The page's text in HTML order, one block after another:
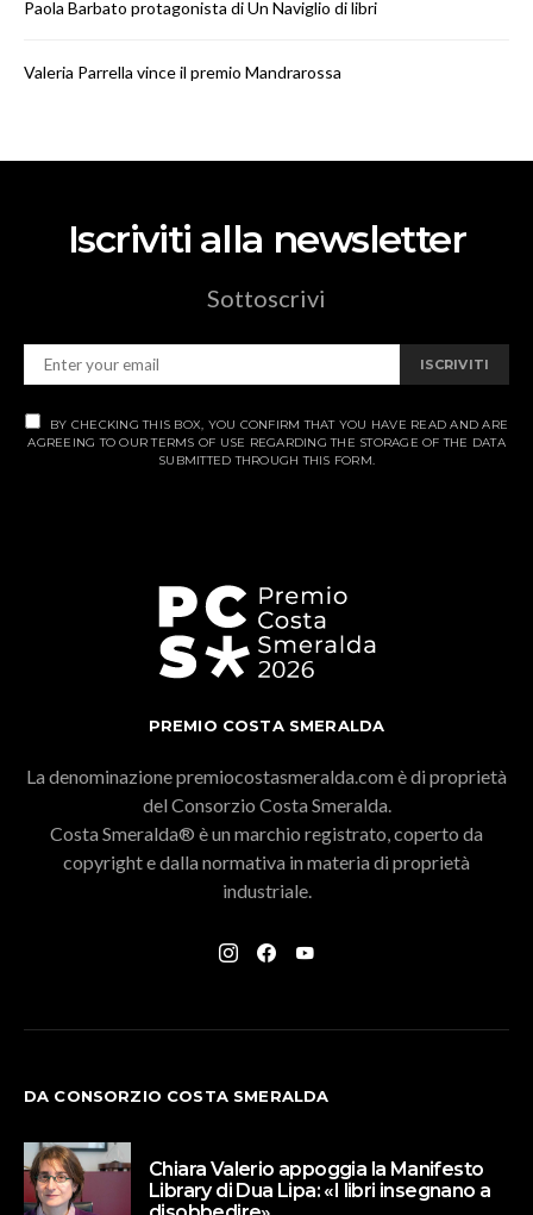
Paola Barbato protagonista di Un Naviglio di libri
Valeria Parrella vince il premio Mandrarossa
Iscriviti alla newsletter
Sottoscrivi
ISCRIVITI
BY CHECKING THIS BOX, YOU CONFIRM THAT YOU HAVE READ AND ARE
AGREEING TO OUR TERMS OF USE REGARDING THE STORAGE OF THE DATA
SUBMITTED THROUGH THIS FORM.
PREMIO COSTA SMERALDA
La denominazione premiocostasmeralda.com è di proprietà
del Consorzio Costa Smeralda.
Costa Smeralda® è un marchio registrato, coperto da
copyright e dalla normativa in materia di proprietà
industriale.
DA CONSORZIO COSTA SMERALDA
Chiara Valerio appoggia la Manifesto
Library di Dua Lipa: «I libri insegnano a